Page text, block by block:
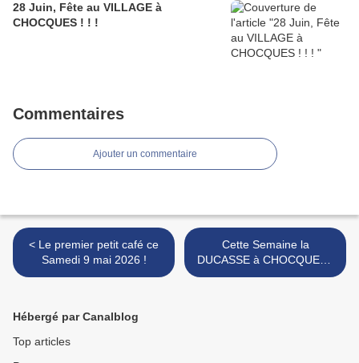
28 Juin, Fête au VILLAGE à
CHOCQUES ! ! !
Commentaires
Ajouter un commentaire
< Le premier petit café ce
Samedi 9 mai 2026 !
Cette Semaine la
DUCASSE à CHOCQUES !
>
Hébergé par Canalblog
Top articles